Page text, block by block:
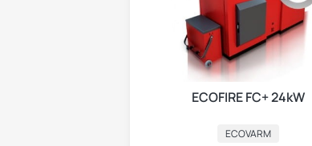
ECOFIRE FC+ 24kW
ECOVARM